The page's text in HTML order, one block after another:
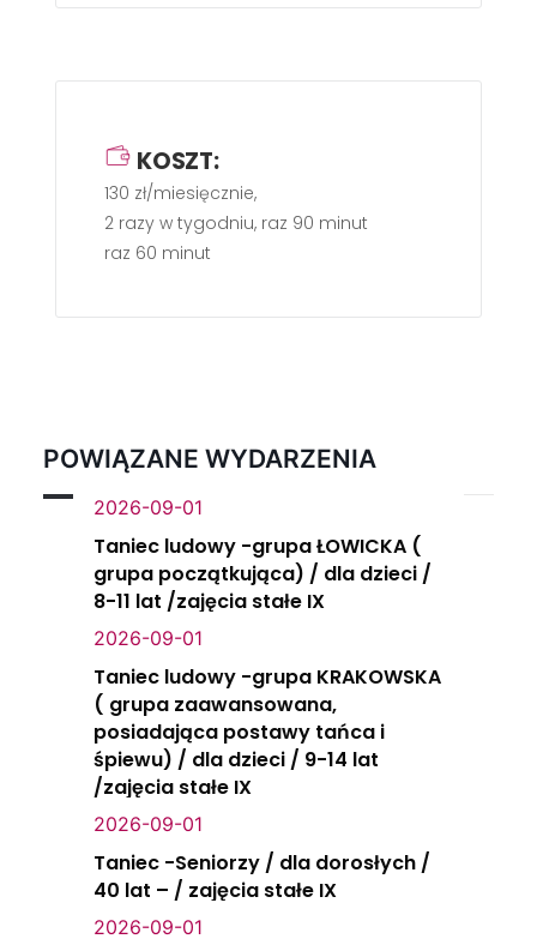
KOSZT:
130 zł/miesięcznie,
2 razy w tygodniu, raz 90 minut
raz 60 minut
POWIĄZANE WYDARZENIA
2026-09-01
Taniec ludowy -grupa ŁOWICKA (
grupa początkująca) / dla dzieci /
8-11 lat /zajęcia stałe IX
2026-09-01
Taniec ludowy -grupa KRAKOWSKA
( grupa zaawansowana,
posiadająca postawy tańca i
śpiewu) / dla dzieci / 9-14 lat
/zajęcia stałe IX
2026-09-01
Taniec -Seniorzy / dla dorosłych /
40 lat – / zajęcia stałe IX
2026-09-01